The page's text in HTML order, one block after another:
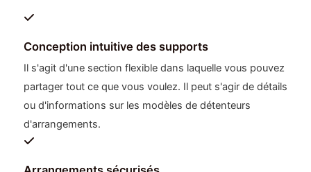
Conception intuitive des supports
Il s'agit d'une section flexible dans laquelle vous pouvez
partager tout ce que vous voulez. Il peut s'agir de détails
ou d'informations sur les modèles de détenteurs
d'arrangements.